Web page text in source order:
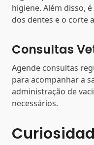
higiene. Além disso,
dos dentes e o corte
Consultas
Agende consultas
para acompanhar a
administração de
necessários.